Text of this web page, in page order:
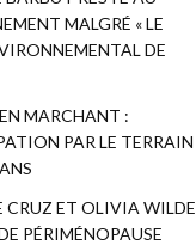
MALGRÉ « LE
DE
MARCHANT :
PAR LE TERRAIN
CRUZ ET OLIVIA WILDE
PÉRIMÉNOPAUSE